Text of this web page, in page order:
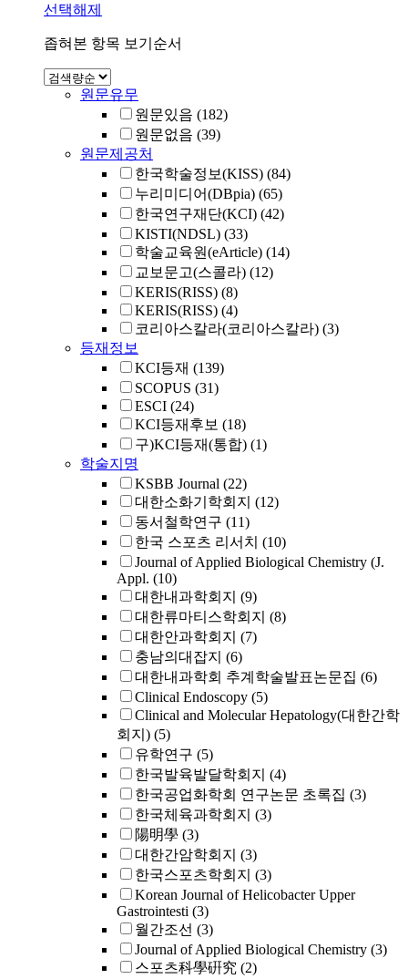
선택해제
좁혀본 항목 보기순서
원문유무
원문있음 (182)
원문없음 (39)
원문제공처
한국학술정보(KISS) (84)
누리미디어(DBpia) (65)
한국연구재단(KCI) (42)
KISTI(NDSL) (33)
학술교육원(eArticle) (14)
교보문고(스콜라) (12)
KERIS(RISS) (8)
KERIS(RISS) (4)
코리아스칼라(코리아스칼라) (3)
등재정보
KCI등재 (139)
SCOPUS (31)
ESCI (24)
KCI등재후보 (18)
구)KCI등재(통합) (1)
학술지명
KSBB Journal (22)
대한소화기학회지 (12)
동서철학연구 (11)
한국 스포츠 리서치 (10)
Journal of Applied Biological Chemistry (J.
Appl. (10)
대한내과학회지 (9)
대한류마티스학회지 (8)
대한안과학회지 (7)
충남의대잡지 (6)
대한내과학회 추계학술발표논문집 (6)
Clinical Endoscopy (5)
Clinical and Molecular Hepatology(대한간학
회지) (5)
유학연구 (5)
한국발육발달학회지 (4)
한국공업화학회 연구논문 초록집 (3)
한국체육과학회지 (3)
陽明學 (3)
대한간암학회지 (3)
한국스포츠학회지 (3)
Korean Journal of Helicobacter Upper
Gastrointesti (3)
월간조선 (3)
Journal of Applied Biological Chemistry (3)
스포츠科學硏究 (2)